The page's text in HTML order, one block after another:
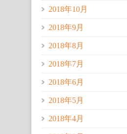
2018年10月
2018年9月
2018年8月
2018年7月
2018年6月
2018年5月
2018年4月